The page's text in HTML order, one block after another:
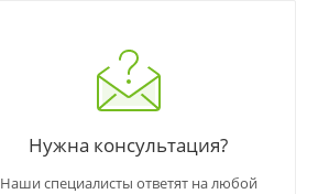
Нужна консультация?
Наши специалисты ответят на любой